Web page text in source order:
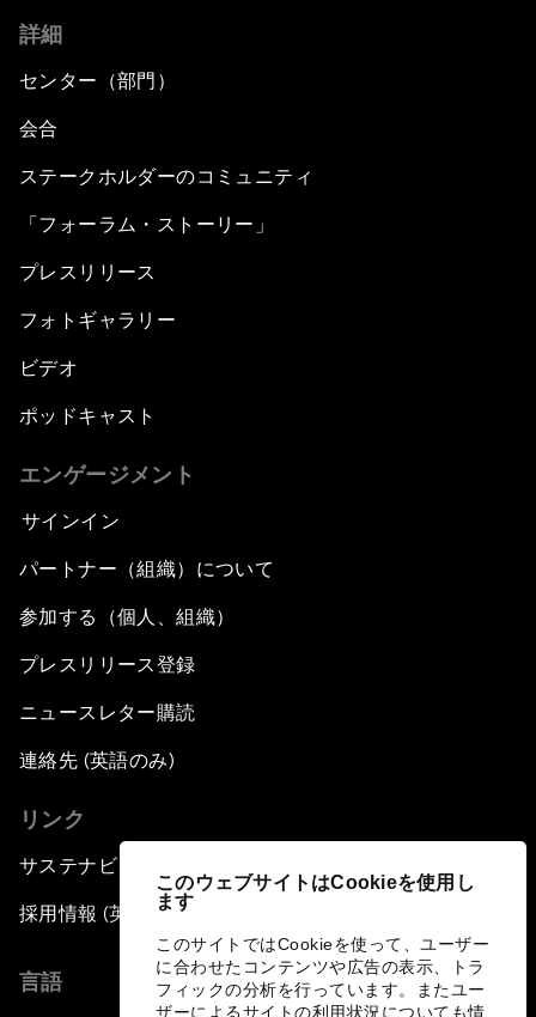
このウェブサイトはCookieを使用し
ます
このサイトではCookieを使って、ユーザー
に合わせたコンテンツや広告の表示、トラ
フィックの分析を行っています。またユー
ザーによるサイトの利用状況についても情
詳細
センター（部門）
会合
ステークホルダーのコミュニティ
「フォーラム・ストーリー」
プレスリリース
フォトギャラリー
ビデオ
ポッドキャスト
エンゲージメント
サインイン
パートナー（組織）について
参加する（個人、組織）
プレスリリース登録
ニュースレター購読
連絡先 (英語のみ)
リンク
サステナビリティへの取り組み
採用情報 (英語のみ)
言語